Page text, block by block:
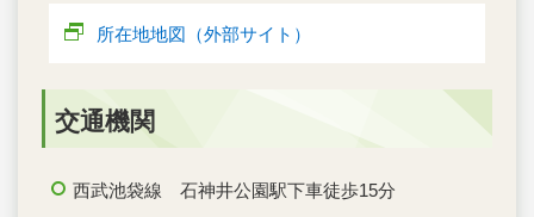
所在地地図（外部サイト）
交通機関
西武池袋線 石神井公園駅下車徒歩15分